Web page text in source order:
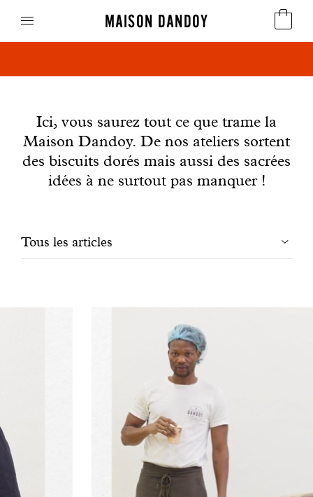
MAISON DANDOY
Speculoos
Pains sucrés
Gâteaux
Manifesto
Dandoy Family
Boutiques
Mon compte
surtout des biscuits !
Ici, vous saurez tout ce que trame la
Maison Dandoy. De nos ateliers sortent
des biscuits dorés mais aussi des sacrées
idées à ne surtout pas manquer !
Filtrer
Tous les articles